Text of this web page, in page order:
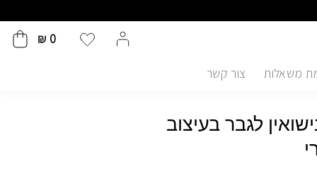
₪ 0
משאלות צור קשר
לגבר בעיצוב